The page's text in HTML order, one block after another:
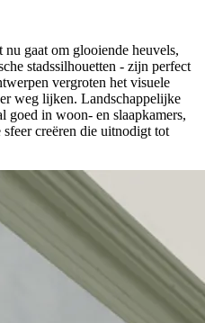
gaat om glooiende heuvels,
stadssilhouetten - zijn perfect
vergroten het visuele
weg lijken. Landschappelijke
goed in woon- en slaapkamers,
creëren die uitnodigt tot